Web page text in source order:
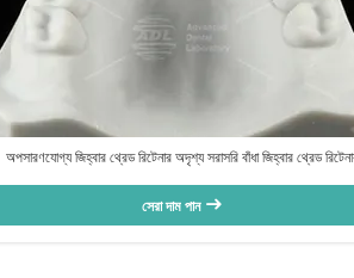
অপসারণযোগ্য জিহ্বার থ্রেড রিটেনার অদৃশ্য সরাসরি বাঁধা জিহ্বার থ্রেড
সেরা দাম পান